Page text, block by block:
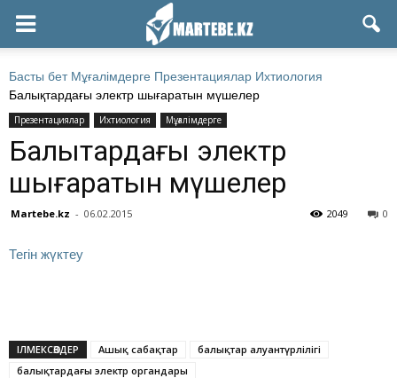
Басты бет Мұғалімдерге Презентациялар Ихтиология
Балықтардағы электр шығаратын мүшелер
Презентациялар Ихтиология Мұғалімдерге
Балықтардағы электр
шығаратын мүшелер
Martebe.kz - 06.02.2015 0
2049
Тегін жүктеу
ІЛМЕКСӨЗДЕР Ашық сабақтар
балықтар алуантүрлілігі
балықтардағы электр органдары